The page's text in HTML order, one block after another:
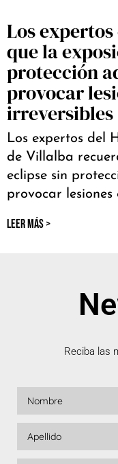
Los
que la
protección
provocar
irreversibles
Los expertos del
de Villalba
eclipse sin
provocar lesiones
LEER MÁS >
Reciba las